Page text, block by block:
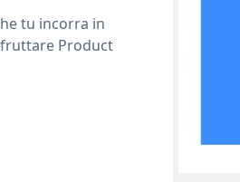
tu incorra in
Product